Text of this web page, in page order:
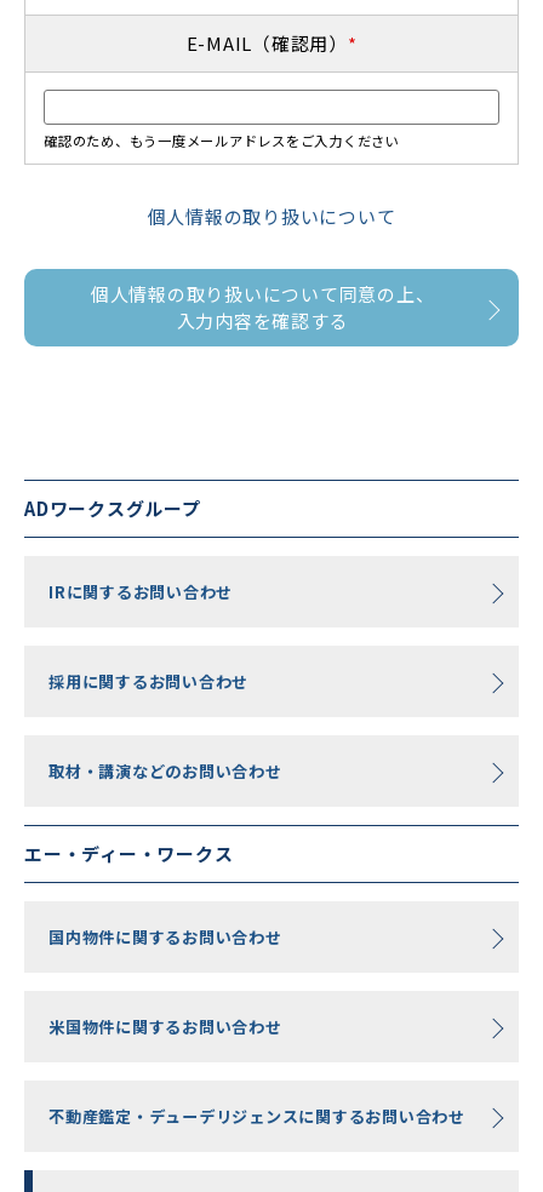
E-MAIL（確認用） *
確認のため、もう一度メールアドレスをご入力ください
個人情報の取り扱いについて
個人情報の取り扱いについて同意の上、
入力内容を確認する
ADワークスグループ
IRに関するお問い合わせ
採用に関するお問い合わせ
取材・講演などのお問い合わせ
エー・ディー・ワークス
国内物件に関するお問い合わせ
米国物件に関するお問い合わせ
不動産鑑定・デューデリジェンスに関するお問い合わせ